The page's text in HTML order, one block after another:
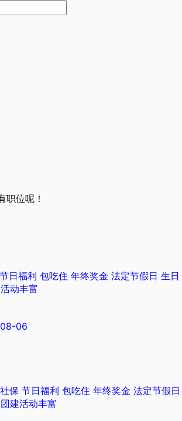
职位呢！
节日福利 包吃住 年终奖金 法定节假日 生日
动丰富
06
社保 节日福利 包吃住 年终奖金 法定节假日
团建活动丰富